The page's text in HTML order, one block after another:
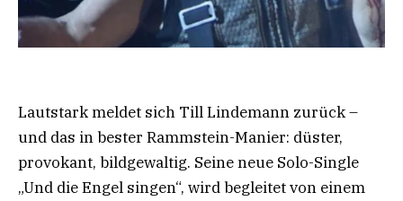
Lautstark meldet sich Till Lindemann zurück –
und das in bester Rammstein-Manier: düster,
provokant, bildgewaltig. Seine neue Solo-Single
„Und die Engel singen“, wird begleitet von einem